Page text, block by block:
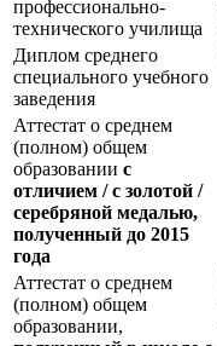
профессионально-
технического училища
Диплом среднего
специального учебного
заведения
Аттестат о среднем
(полном) общем
образовании с
отличием / с золотой /
серебряной медалью,
полученный до 2015
года
Аттестат о среднем
(полном) общем
образовании,